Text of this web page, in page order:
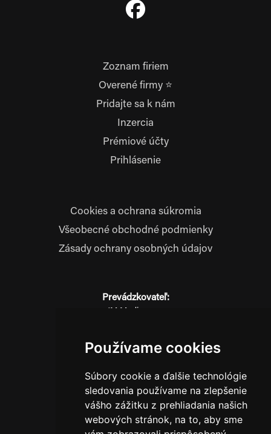
Používame cookies
Súbory cookie a ďalšie technológie
sledovania používame na zlepšenie
vášho zážitku z prehliadania našich
webových stránok, na to, aby sme
Zoznam firiem
Overené firmy ⭐
Pridajte sa k nám
Inzercia
Prémiové účty
Prihlásenie
Cookies a ochrana súkromia
Všeobecné obchodné podmienky
Zásady ochrany osobných údajov
Prevádzkovateľ:
DIČ: 2121076738
0911 955 646